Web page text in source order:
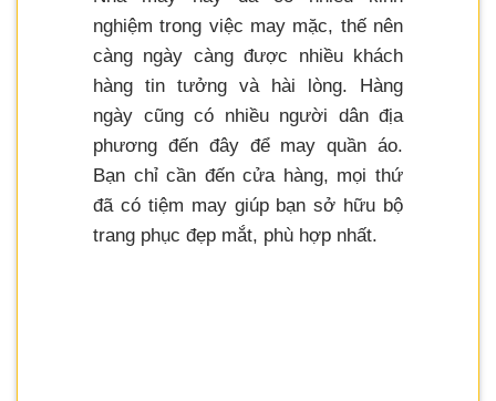
nghiệm trong việc may mặc, thế nên
càng ngày càng được nhiều khách
hàng tin tưởng và hài lòng. Hàng
ngày cũng có nhiều người dân địa
phương đến đây để may quần áo.
Bạn chỉ cần đến cửa hàng, mọi thứ
đã có tiệm may giúp bạn sở hữu bộ
trang phục đẹp mắt, phù hợp nhất.